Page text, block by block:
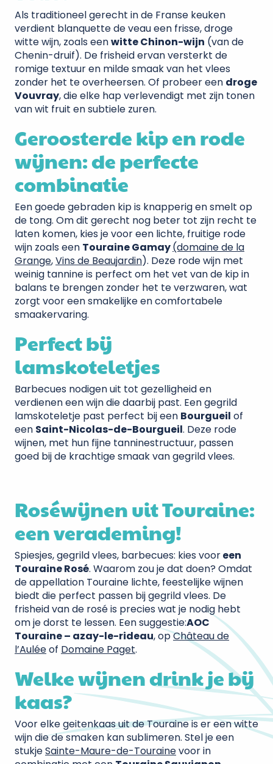
Als traditioneel gerecht in de Franse keuken
verdient blanquette de veau een frisse, droge
witte wijn, zoals eenwitte Chinon-wijn (van de
Chenin-druif). De frisheid ervan versterkt de
romige textuur en milde smaak van het vlees
zonder het te overheersen. Of probeer een droge
Vouvray, die elke hap verlevendigt met zijn tonen
van wit fruit en subtiele zuren.
Geroosterde kip en rode
wijnen: de perfecte
combinatie
Een goede gebraden kip is knapperig en smelt op
de tong. Om dit gerecht nog beter tot zijn recht te
laten komen, kies je voor een lichte, fruitige rode
wijn zoals een Touraine Gamay(domaine de la
Grange,Vins de Beaujardin). Deze rode wijn met
weinig tannine is perfect om het vet van de kip in
balans te brengen zonder het te verzwaren, wat
zorgt voor een smakelijke en comfortabele
smaakervaring.
Perfect bij
lamskoteletjes
Barbecues nodigen uit tot gezelligheid en
verdienen een wijn die daarbij past. Een gegrild
lamskoteletje past perfect bij een Bourgueil of
een Saint-Nicolas-de-Bourgueil. Deze rode
wijnen, met hun fijne tanninestructuur, passen
goed bij de krachtige smaak van gegrild vlees.
Roséwijnen uit Touraine:
een verademing!
Spiesjes, gegrild vlees, barbecues: kies vooreen
Touraine Rosé. Waarom zou je dat doen? Omdat
de appellation Touraine lichte, feestelijke wijnen
biedt die perfect passen bij gegrild vlees. De
frisheid van de rosé is precies wat je nodig hebt
om je dorst te lessen. Een suggestie:AOC
Touraine – azay-le-rideau, opChâteau de
l’Auléeof Domaine Paget.
Welke wijnen drink je bij
kaas?
Voor elke geitenkaas uit de Touraine is er een witte
wijn die de smaken kan sublimeren. Stel je een
stukjeSainte-Maure-de-Tourainevoor in